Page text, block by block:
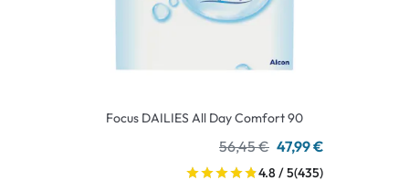
Focus DAILIES All Day Comfort 90
56,45 € 47,99 €
4.8 / 5(435)